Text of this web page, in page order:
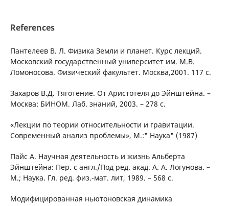
References
Пантелеев В. Л. Физика Земли и планет. Курс лекций.
Московский государственный университет им. М.В.
Ломоносова. Физический факультет. Москва,2001. 117 с.
Захаров В.Д. Тяготение. От Аристотеля до Эйнштейна. –
Москва: БИНОМ. Лаб. знаний, 2003. – 278 с.
«Лекции по теории относительности и гравитации.
Современный анализ проблемы», М.:" Наука" (1987)
Пайс А. Научная деятельность и жизнь Альберта
Эйнштейна: Пер. с англ./Под ред. акад. А. А. Логунова. –
М.; Наука. Гл. ред. физ.-мат. лит, 1989. – 568 с.
Модифицированная ньютоновская динамика